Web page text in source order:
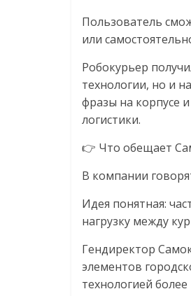
Портал
онлайн-
торговле,
для
ритейле,
логистике,
технологиях,
Пользователь
или
Робокурьер
технологии, но и
фразы на корпусе
логистики.
👉 Что обещает
В компании
Идея понятная:
нагрузку между
Гендиректор
элементов
технологией